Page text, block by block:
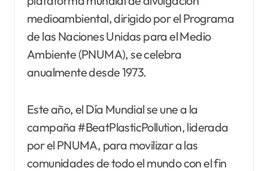
medioambiental, dirigido por el Programa
de las Naciones Unidas para el Medio
Ambiente (PNUMA), se celebra
anualmente desde 1973.
Este año, el Día Mundial se une a la
campaña #BeatPlasticPollution, liderada
por el PNUMA, para movilizar a las
comunidades de todo el mundo con el fin